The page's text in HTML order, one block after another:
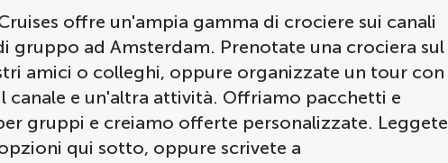
Cruises offre un'ampia gamma di crociere sui canali
gruppo ad Amsterdam. Prenotate una crociera sul
amici o colleghi, oppure organizzate un tour con
canale e un'altra attività. Offriamo pacchetti e
gruppi e creiamo offerte personalizzate. Leggete
qui sotto, oppure scrivete a